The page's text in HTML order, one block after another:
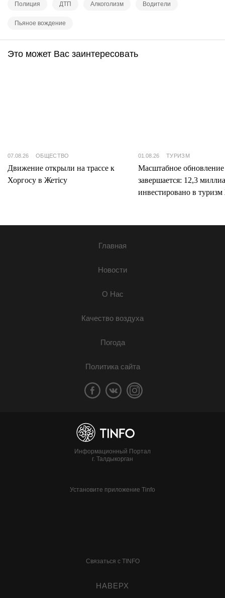
Полиция ДТП Алкоголизм Водители
Пьяное вождение
Это может Вас заинтересовать
07.08.26 ОБЩЕСТВО
Движение открыли на трассе к
Хоргосу в Жетісу
01.08.26 ТУРИЗМ
Масштабное
завершается: 12,3
инвестировано в туризм
Главная
Новости
О Нас
Качество воздуха
Погода
Политика сайта
Информационный Портал
г. Талдыкорган
Установите приложение Tinfo
Связаться с TINFO
НАВЕРХ